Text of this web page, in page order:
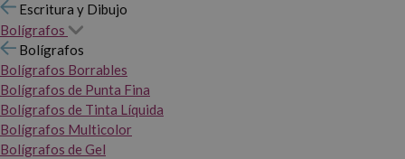
Escritura y Dibujo
Bolígrafos
Bolígrafos
Bolígrafos Borrables
Bolígrafos de Punta Fina
Bolígrafos de Tinta Líquida
Bolígrafos Multicolor
Bolígrafos de Gel